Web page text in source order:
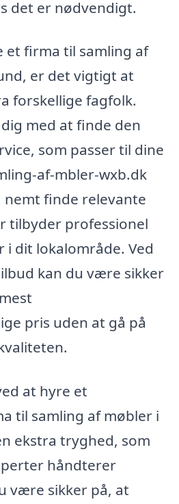
det er nødvendigt.
et firma til samling af
er det vigtigt at
forskellige fagfolk.
med at finde den
som passer til dine
af-mbler-wxb.dk
finde relevante
tilbyder professionel
i dit lokalområde. Ved
kan du være sikker
pris uden at gå på
at hyre et
til samling af møbler i
ekstra tryghed, som
håndterer
være sikker på, at